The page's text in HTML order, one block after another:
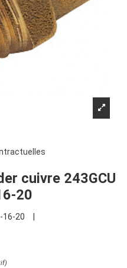
cuivre 243GCU
20
16-20